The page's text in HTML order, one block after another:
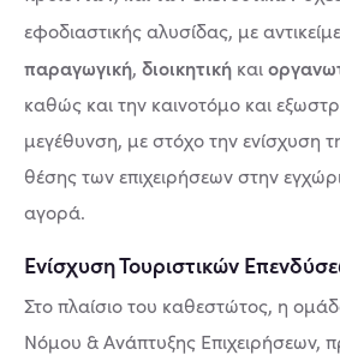
εφοδιαστικής αλυσίδας, με
παραγωγική, διοικητική και
καθώς και την καινοτόμο και
μεγέθυνση, με στόχο την ενίσχυση
θέσης των επιχειρήσεων στην
αγορά.
Ενίσχυση Τουριστικών
Στο πλαίσιο του καθεστώτος, η
Νόμου & Ανάπτυξης Επιχειρήσεων,